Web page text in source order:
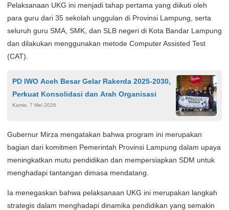
Pelaksanaan UKG ini menjadi tahap pertama yang diikuti oleh
para guru dari 35 sekolah unggulan di Provinsi Lampung, serta
seluruh guru SMA, SMK, dan SLB negeri di Kota Bandar Lampung
dan dilakukan menggunakan metode Computer Assisted Test
(CAT).
PD IWO Aceh Besar Gelar Rakerda 2025-2030,
Perkuat Konsolidasi dan Arah Organisasi
Kamis, 7 Mei 2026
Gubernur Mirza mengatakan bahwa program ini merupakan
bagian dari komitmen Pemerintah Provinsi Lampung dalam upaya
meningkatkan mutu pendidikan dan mempersiapkan SDM untuk
menghadapi tantangan dimasa mendatang.
Ia menegaskan bahwa pelaksanaan UKG ini merupakan langkah
strategis dalam menghadapi dinamika pendidikan yang semakin